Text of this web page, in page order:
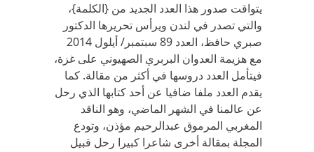
يتواقت صدور هذا العدد الجديد من {الكلمة}،
والتي تصدر في لندن ويرأس تحريرها الدكتور
صبري حافظ، العدد 89 سبتمبر/ أيلول 2014
مع هزيمة العدوان البربري الصهيوني على غزة،
فيتأمل العدد دروسها في أكثر من مقالة. كما
يقدم العدد ملفا ضافيا عن أحد كتابها الذي رحل
عن عالمنا في الشهر الماضي، وهو الناقد
المغربي المرموق عبدالرحيم مؤذن، وتودع
المجلة بمقالة أخرى شاعرا كبيرا رحل قبيل